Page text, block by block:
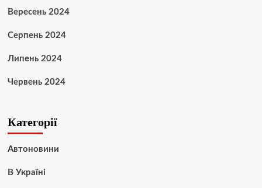
Вересень 2024
Серпень 2024
Липень 2024
Червень 2024
Категорії
Автоновини
В Україні